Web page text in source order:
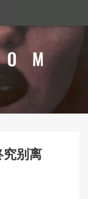
究别离